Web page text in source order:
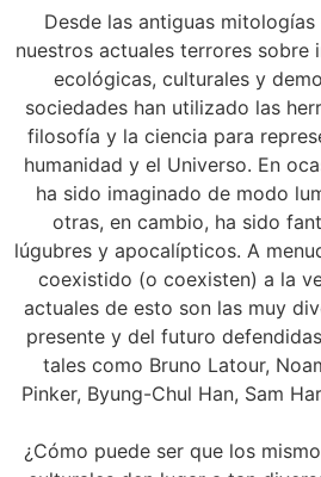
Desde las antiguas
nuestros actuales terrores sobre
ecológicas, culturales y
sociedades han utilizado las
filosofía y la ciencia para
humanidad y el Universo. En
ha sido imaginado de modo
otras, en cambio, ha sido
lúgubres y apocalípticos. A
coexistido (o coexisten) a la
actuales de esto son las muy
presente y del futuro
tales como Bruno Latour,
Pinker, Byung-Chul Han, Sam
¿Cómo puede ser que los